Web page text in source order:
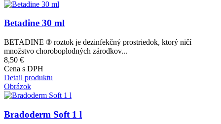
Betadine 30 ml
BETADINE ® roztok je dezinfekčný prostriedok, ktorý ničí
množstvo choroboplodných zárodkov...
8,50 €
Cena s DPH
Detail produktu
Obrázok
Bradoderm Soft 1 l